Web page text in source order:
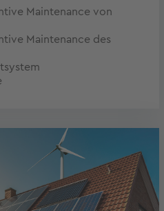
Maintenance von
Maintenance des